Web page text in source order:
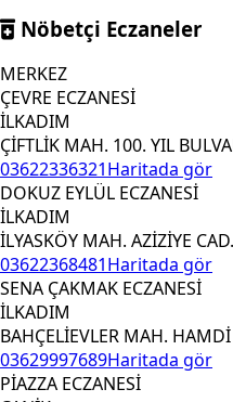
Nöbetçi Eczaneler
MERKEZ
ÇEVRE ECZANESİ
İLKADIM
ÇİFTLİK MAH. 100. YIL
03622336321Haritada gör
DOKUZ EYLÜL ECZANESİ
İLKADIM
İLYASKÖY MAH. AZİZİYE
03622368481Haritada gör
SENA ÇAKMAK ECZANESİ
İLKADIM
BAHÇELİEVLER MAH.
03629997689Haritada gör
PİAZZA ECZANESİ